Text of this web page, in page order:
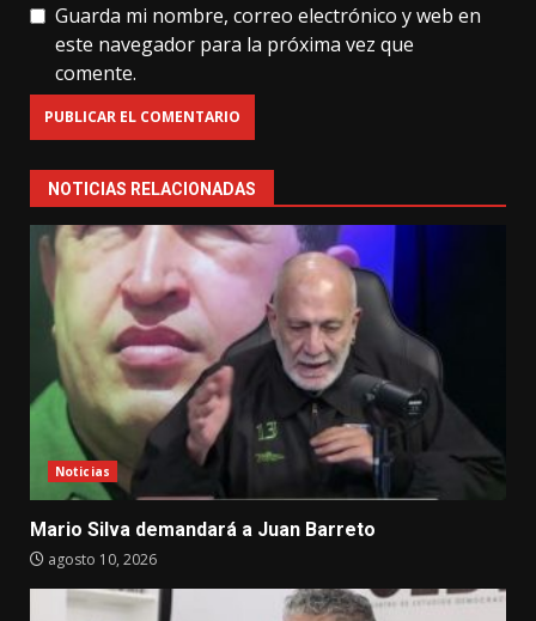
Guarda mi nombre, correo electrónico y web en
este navegador para la próxima vez que
comente.
NOTICIAS RELACIONADAS
Noticias
Mario Silva demandará a Juan Barreto
agosto 10, 2026